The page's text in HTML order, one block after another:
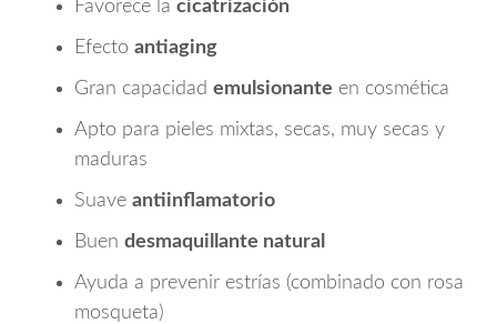
Favorece la cicatrización
Efecto antiaging
Gran capacidad emulsionante en cosmética
Apto para pieles mixtas, secas, muy secas y
maduras
Suave antiinflamatorio
Buen desmaquillante natural
Ayuda a prevenir estrías (combinado con rosa
mosqueta)